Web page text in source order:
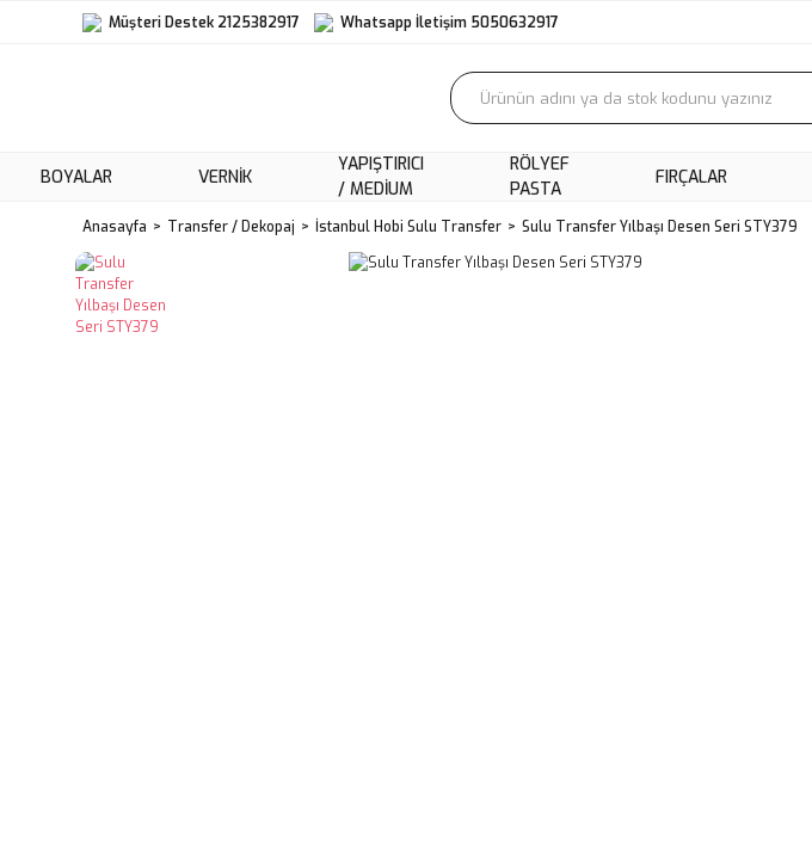
Müşteri Destek 2125382917 Whatsapp İletişim 5050632917
BOYALAR VERNIK
YAPIŞTIRICI
/ MEDIUM
RÖLYEF
PASTA
FIRÇALAR
Anasayfa Transfer / Dekopaj İstanbul Hobi Sulu Transfer Sulu Transfer Yılbaşı Desen Seri STY379